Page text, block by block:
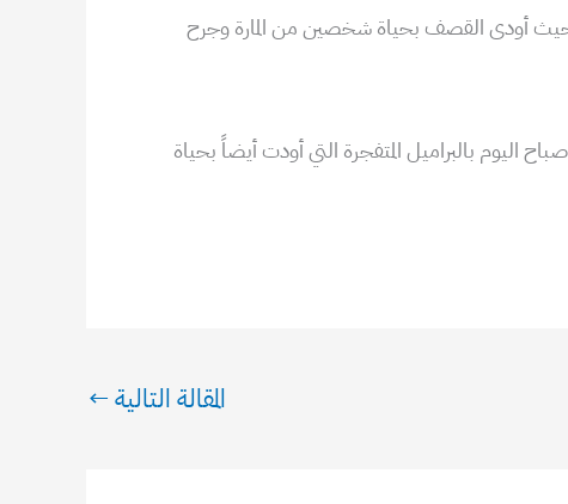
, حيث أودى القصف بحياة شخصين من المارة وجرح
بالبراميل المتفجرة التي أودت أيضاً بحياة
المقالة التالية←